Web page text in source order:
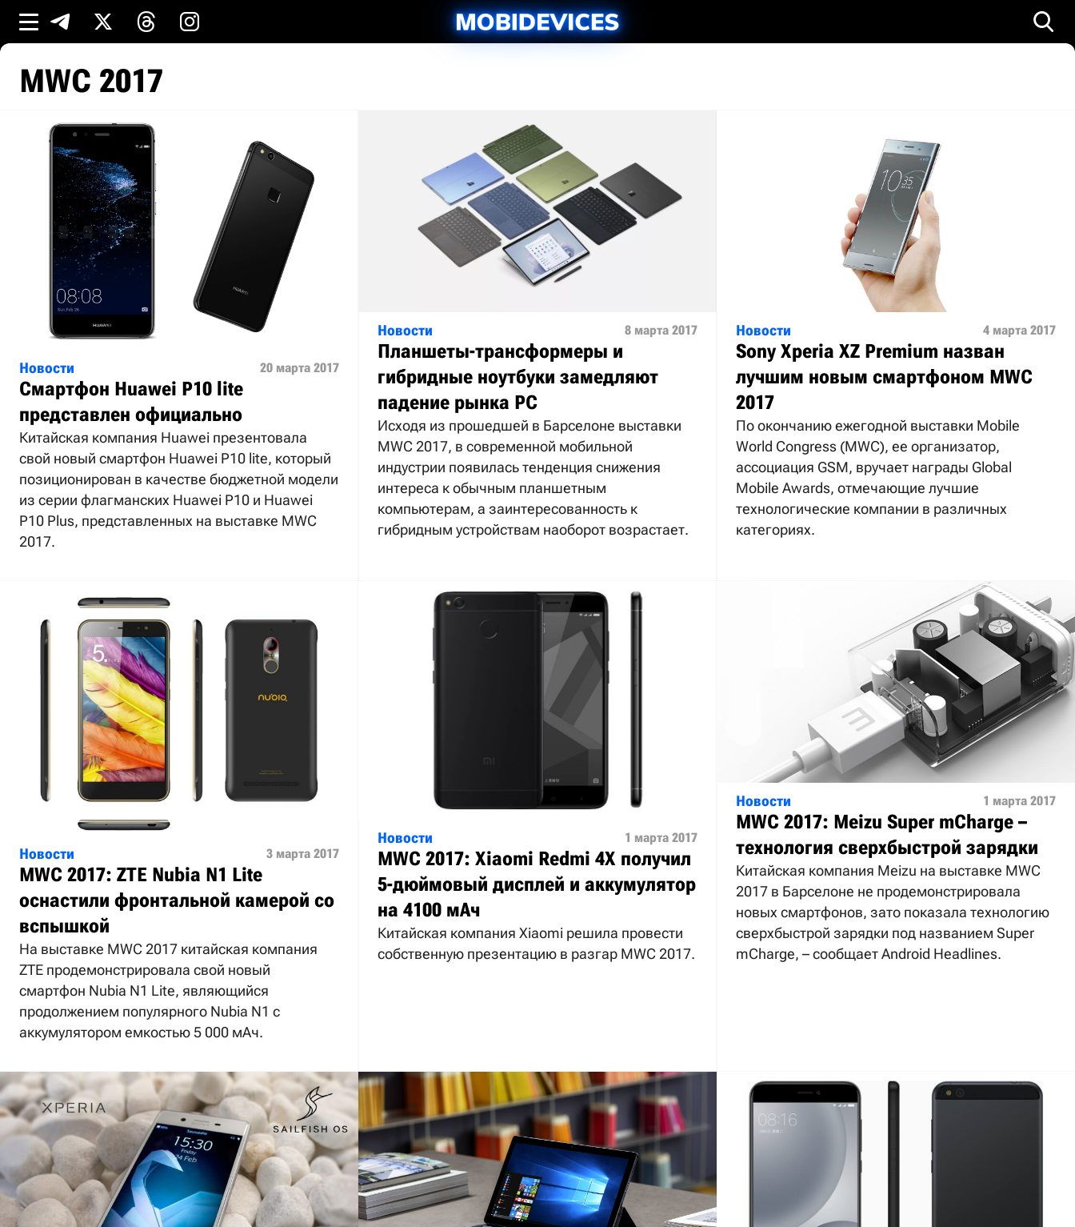
MWC 2017
Новости 20 марта 2017
Смартфон Huawei P10 lite
представлен официально
Китайская компания Huawei презентовала
свой новый смартфон Huawei P10 lite, который
позиционирован в качестве бюджетной модели
из серии флагманских Huawei P10 и Huawei
P10 Plus, представленных на выставке MWC
2017.
Новости 8 марта 2017
Планшеты-трансформеры и
гибридные ноутбуки замедляют
падение рынка PC
Исходя из прошедшей в Барселоне выставки
MWC 2017, в современной мобильной
индустрии появилась тенденция снижения
интереса к обычным планшетным
компьютерам, а заинтересованность к
гибридным устройствам наоборот возрастает.
Новости 4 марта 2017
Sony Xperia XZ Premium назван
лучшим новым смартфоном MWC
2017
По окончанию ежегодной выставки Mobile
World Congress (MWC), ее организатор,
ассоциация GSM, вручает награды Global
Mobile Awards, отмечающие лучшие
технологические компании в различных
категориях.
Новости 3 марта 2017
MWC 2017: ZTE Nubia N1 Lite
оснастили фронтальной камерой со
вспышкой
На выставке MWC 2017 китайская компания
ZTE продемонстрировала свой новый
смартфон Nubia N1 Lite, являющийся
продолжением популярного Nubia N1 с
аккумулятором емкостью 5 000 мАч.
Новости 1 марта 2017
MWC 2017: Xiaomi Redmi 4X получил
5-дюймовый дисплей и аккумулятор
на 4100 мАч
Китайская компания Xiaomi решила провести
собственную презентацию в разгар MWC 2017.
Новости 1 марта 2017
MWC 2017: Meizu Super mCharge –
технология сверхбыстрой зарядки
Китайская компания Meizu на выставке MWC
2017 в Барселоне не продемонстрировала
новых смартфонов, зато показала технологию
сверхбыстрой зарядки под названием Super
mCharge, – сообщает Android Headlines.